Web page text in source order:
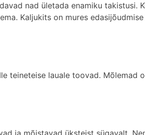
nad ületada enamiku takistusi.
Kaljukits on mures
teineteise lauale toovad. Mõlemad
ja mõistavad üksteist sügavalt.